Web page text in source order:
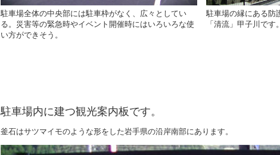
駐車場全体の中央部には駐車枠がなく、広々としてい
る。災害等の緊急時やイベント開催時にはいろいろな使
い方ができそう。
駐車場の縁にある防
「清流」甲子川です。
駐車場内に建つ観光案内板です。
釜石はサツマイモのような形をした岩手県の沿岸南部にあります。